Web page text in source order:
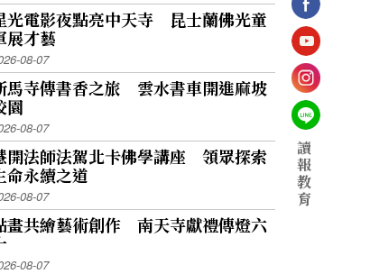
光電影夜點亮中天寺 昆士蘭佛光童
展才藝
08-07
馬寺傳書香之旅 雲水書車開進麻坡
園
08-07
開法師法駕北卡佛學講座 領眾探索
命永續之道
08-07
畫共繪藝術創作 南天寺獻禮傳燈六
08-07
讀
報
教
育